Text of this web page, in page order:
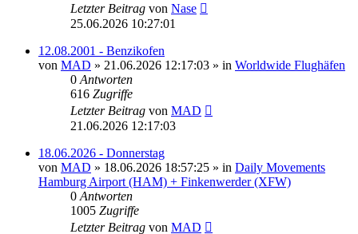
Letzter Beitrag von Nase
25.06.2026 10:27:01
12.08.2001 - Benzikofen
von MAD » 21.06.2026 12:17:03 » in Worldwide Flughäfen
0 Antworten
616 Zugriffe
Letzter Beitrag von MAD
21.06.2026 12:17:03
18.06.2026 - Donnerstag
von MAD » 18.06.2026 18:57:25 » in Daily Movements
Hamburg Airport (HAM) + Finkenwerder (XFW)
0 Antworten
1005 Zugriffe
Letzter Beitrag von MAD